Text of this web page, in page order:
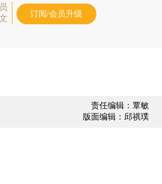
订阅/会员升级
责任编辑：覃敏
版面编辑：邱祺璞